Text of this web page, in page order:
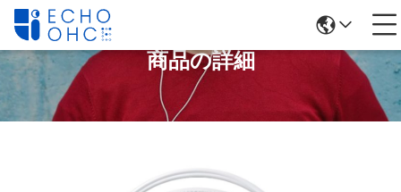
商品の詳細